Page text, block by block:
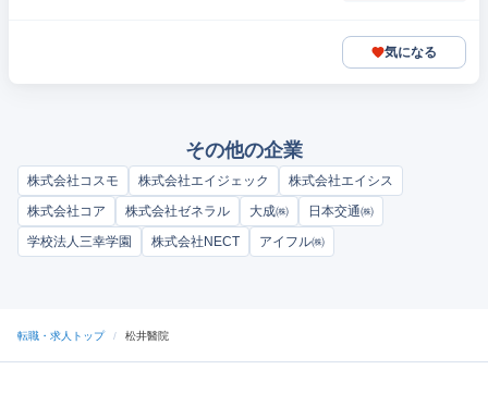
気になる
その他の企業
株式会社コスモ 株式会社エイジェック
株式会社エイシス
株式会社コア
株式会社ゼネラル 大成㈱
日本交通㈱
学校法人三幸学園
株式会社NECT アイフル㈱
転職・求人トップ / 松井醫院